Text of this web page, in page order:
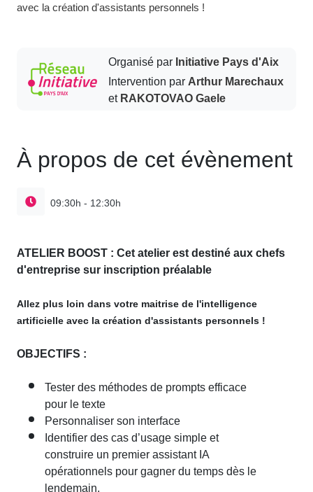
avec la création d'assistants personnels !
Organisé parInitiative Pays d'Aix
Intervention parArthur Marechaux
etRAKOTOVAO Gaele
À propos de cet évènement
09:30h - 12:30h
ATELIER BOOST : Cet atelier est destiné aux chefs
d'entreprise sur inscription préalable
Allez plus loin dans votre maitrise de l'intelligence
artificielle avec la création d'assistants personnels !
OBJECTIFS :
Tester des méthodes de prompts efficace
pour le texte
Personnaliser son interface
Identifier des cas d’usage simple et
construire un premier assistant IA
opérationnels pour gagner du temps dès le
lendemain.